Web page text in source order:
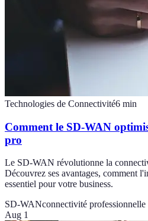
Technologies de Connectivité6 min
Comment le SD-WAN
pro
Le SD-WAN révolutionne la
Découvrez ses avantages, comment
essentiel pour votre business.
SD-WANconnectivité professionnelle
Aug 1